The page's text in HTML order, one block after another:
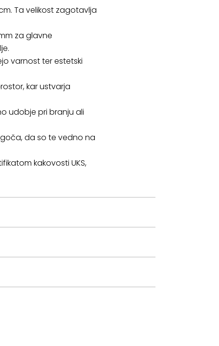
Ta velikost zagotavlja
za glavne
varnost ter estetski
kar ustvarja
udobje pri branju ali
da so te vedno na
kakovosti UKS,